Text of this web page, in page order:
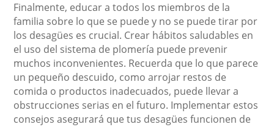
Finalmente, educar a todos los miembros de la
familia sobre lo que se puede y no se puede tirar por
los desagües es crucial. Crear hábitos saludables en
el uso del sistema de plomería puede prevenir
muchos inconvenientes. Recuerda que lo que parece
un pequeño descuido, como arrojar restos de
comida o productos inadecuados, puede llevar a
obstrucciones serias en el futuro. Implementar estos
consejos asegurará que tus desagües funcionen de